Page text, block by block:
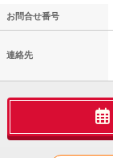
お問合せ番号
連絡先